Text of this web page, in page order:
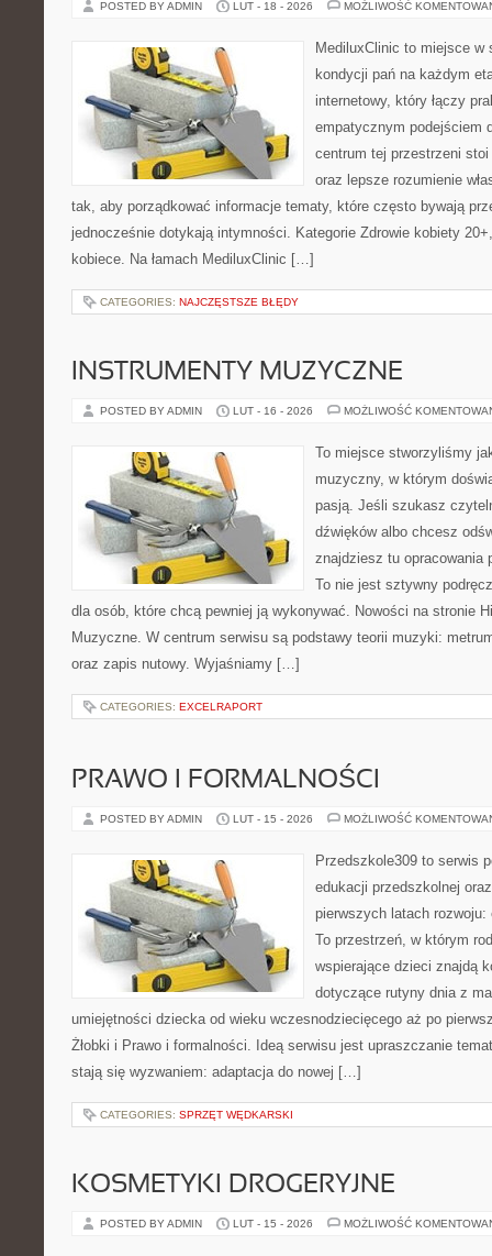
POSTED BY ADMIN LUT - 18 - 2026 MOŻLIWOŚĆ
MediluxClinic to miejsce
kondycji pań na każdym
internetowy, który łączy
empatycznym podejściem
centrum tej przestrzeni
oraz lepsze rozumienie
tak, aby porządkować informacje tematy, które często bywają
jednocześnie dotykają intymności. Kategorie Zdrowie kobiety
kobiece. Na łamach MediluxClinic […]
CATEGORIES: NAJCZĘSTSZE BŁĘDY
INSTRUMENTY MUZYCZNE
POSTED BY ADMIN LUT - 16 - 2026 MOŻLIWOŚĆ
To miejsce stworzyliśmy
muzyczny, w którym
pasją. Jeśli szukasz
dźwięków albo chcesz
znajdziesz tu opracowania
To nie jest sztywny
dla osób, które chcą pewniej ją wykonywać. Nowości na stronie
Muzyczne. W centrum serwisu są podstawy teorii muzyki:
oraz zapis nutowy. Wyjaśniamy […]
CATEGORIES: EXCELRAPORT
PRAWO I FORMALNOŚCI
POSTED BY ADMIN LUT - 15 - 2026 MOŻLIWOŚĆ
Przedszkole309 to serwis
edukacji przedszkolnej
pierwszych latach
To przestrzeń, w którym
wspierające dzieci znajdą
dotyczące rutyny dnia z
umiejętności dziecka od wieku wczesnodziecięcego aż po
Żłobki i Prawo i formalności. Ideą serwisu jest upraszczanie
stają się wyzwaniem: adaptacja do nowej […]
CATEGORIES: SPRZĘT WĘDKARSKI
KOSMETYKI DROGERYJNE
POSTED BY ADMIN LUT - 15 - 2026 MOŻLIWOŚĆ